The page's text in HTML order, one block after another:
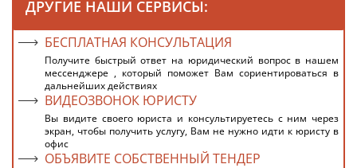
ДРУГИЕ НАШИ СЕРВИСЫ:
БЕСПЛАТНАЯ КОНСУЛЬТАЦИЯ
Получите быстрый ответ на юридический вопрос в нашем
мессенджере , который поможет Вам сориентироваться в
дальнейших действиях
ВИДЕОЗВОНОК ЮРИСТУ
Вы видите своего юриста и консультируетесь с ним через
экран, чтобы получить услугу, Вам не нужно идти к юристу в
офис
ОБЪЯВИТЕ СОБСТВЕННЫЙ ТЕНДЕР